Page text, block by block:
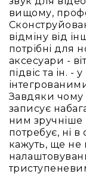
вищому,
відміну від
потрібні для
аксесуари -
підвіс та ін.
Завдяки
записує
ним зручніше
потребує, ні в
кажуть, ще не